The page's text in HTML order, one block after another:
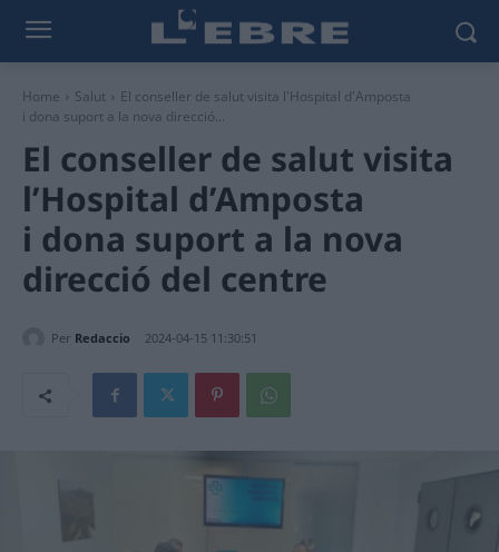
Home Salut
El conseller de salut visita l'Hospital d'Amposta
i dona suport a la nova direcció...
El conseller de salut visita
l’Hospital d’Amposta
i dona suport a la nova
direcció del centre
Per Redaccio 2024-04-15 11:30:51